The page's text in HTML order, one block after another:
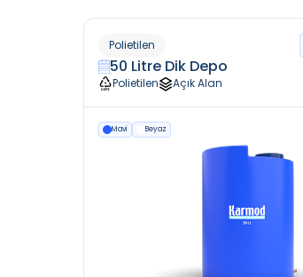
Polietilen
50 Litre Dik Depo
Polietilen Açık Alan
Mavi Beyaz